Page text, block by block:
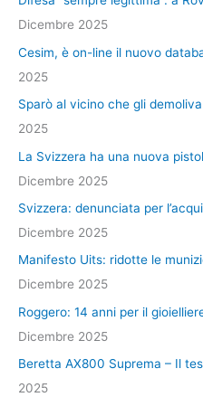
Dicembre 2025
Cesim, è on-line il nuovo
2025
Sparò al vicino che gli
2025
La Svizzera ha una nuova
Dicembre 2025
Svizzera: denunciata per
Dicembre 2025
Manifesto Uits: ridotte le
Dicembre 2025
Roggero: 14 anni per il
Dicembre 2025
Beretta AX800 Suprema – Il
2025